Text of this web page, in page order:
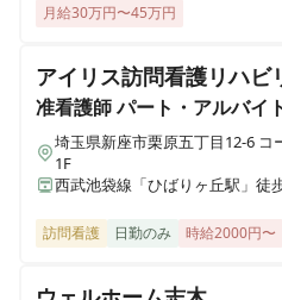
月給30万円〜45万円
アイリス訪問看護リハビ
准看護師パート・アルバイ
埼玉県新座市栗原五丁目12-6 コ
1F
西武池袋線「ひばりヶ丘駅」徒
訪問看護 日勤のみ 時給2000円〜